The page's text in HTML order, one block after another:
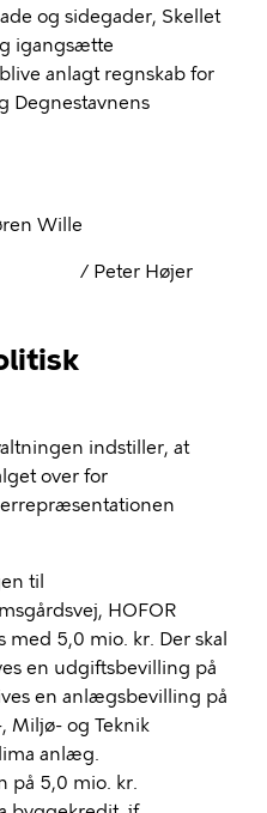
og sidegader, Skellet
igangsætte
anlagt regnskab for
Degnestavnens
Højer
indstiller, at
over for
til
HOFOR
5,0 mio. kr. Der skal
en udgiftsbevilling på
en anlægsbevilling på
Miljø- og Teknik
anlæg.
på 5,0 mio. kr.